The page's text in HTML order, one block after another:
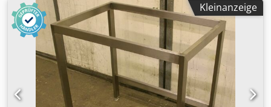
Kleinanzeige